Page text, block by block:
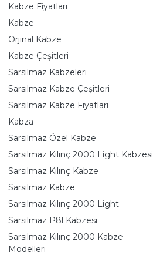
Kabze Fiyatları
Kabze
Orjinal Kabze
Kabze Çeşitleri
Sarsılmaz Kabzeleri
Sarsılmaz Kabze Çeşitleri
Sarsılmaz Kabze Fiyatları
Kabza
Sarsılmaz Özel Kabze
Sarsılmaz Kılınç 2000 Light Kabzesi
Sarsılmaz Kılınç Kabze
Sarsılmaz Kabze
Sarsılmaz Kılınç 2000 Light
Sarsılmaz P8l Kabzesi
Sarsılmaz Kılınç 2000 Kabze
Modelleri